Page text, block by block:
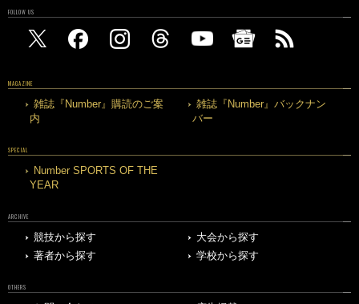
FOLLOW US
MAGAZINE
雑誌『Number』購読のご案
内
雑誌『Number』バックナン
バー
SPECIAL
Number SPORTS OF THE
YEAR
ARCHIVE
競技から探す
大会から探す
著者から探す
学校から探す
OTHERS